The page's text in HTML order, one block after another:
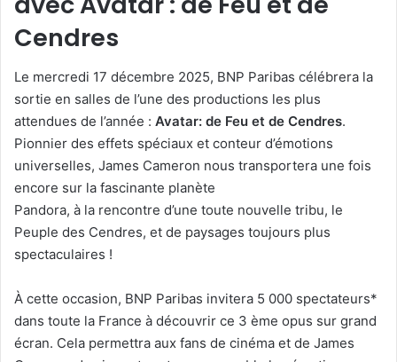
Cendres
Le mercredi 17 décembre 2025, BNP Paribas célébrera la
sortie en salles de l’une des productions les plus
attendues de l’année : Avatar: de Feu et de Cendres.
Pionnier des effets spéciaux et conteur d’émotions
universelles, James Cameron nous transportera une fois
encore sur la fascinante planète
Pandora, à la rencontre d’une toute nouvelle tribu, le
Peuple des Cendres, et de paysages toujours plus
spectaculaires !
À cette occasion, BNP Paribas invitera 5 000 spectateurs*
dans toute la France à découvrir ce 3 ème opus sur grand
écran. Cela permettra aux fans de cinéma et de James